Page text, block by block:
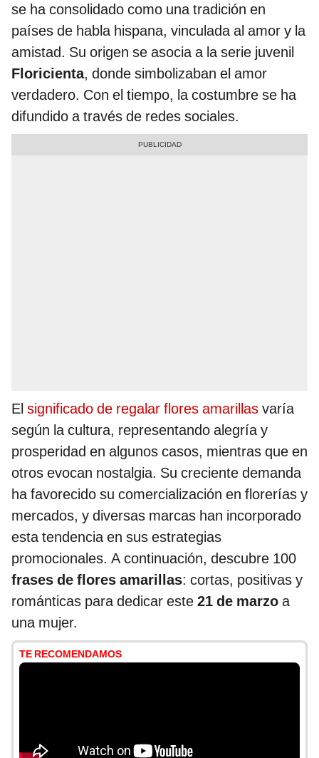
se ha consolidado como una tradición en
países de habla hispana, vinculada al amor y la
amistad. Su origen se asocia a la serie juvenil
Floricienta, donde simbolizaban el amor
verdadero. Con el tiempo, la costumbre se ha
difundido a través de redes sociales.
El significado de regalar flores amarillas varía
según la cultura, representando alegría y
prosperidad en algunos casos, mientras que en
otros evocan nostalgia. Su creciente demanda
ha favorecido su comercialización en florerías y
mercados, y diversas marcas han incorporado
esta tendencia en sus estrategias
promocionales. A continuación, descubre 100
frases de flores amarillas: cortas, positivas y
románticas para dedicar este 21 de marzo a
una mujer.
TE RECOMENDAMOS